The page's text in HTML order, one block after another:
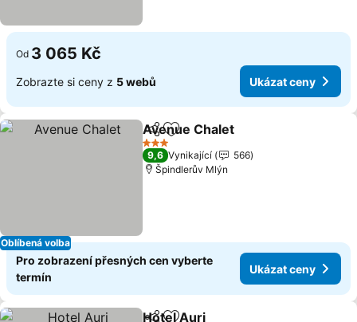
Od 3 065 Kč
Zobrazte si ceny z 5 webů Ukázat ceny
Oblíbená volba
SdíletPřidat na seznam oblíbených
Avenue Chalet
3 Počet hvězdiček
9,6 Vynikající
566
Špindlerův Mlýn
Pro zobrazení přesných cen vyberte
termín
Ukázat ceny
Hotel Auri